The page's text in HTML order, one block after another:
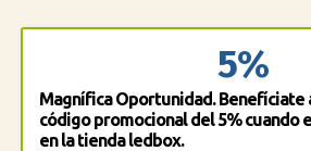
5%
Magnífica Oportunidad. Benefíciate
código promocional del 5% cuando
en la tienda ledbox.